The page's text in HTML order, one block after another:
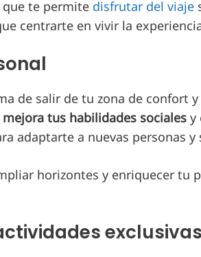
te permite disfrutar del viaje
centrarte en vivir la
de salir de tu zona de confort
mejora tus habilidades sociales y
adaptarte a nuevas personas y
horizontes y enriquecer tu
exclusivas